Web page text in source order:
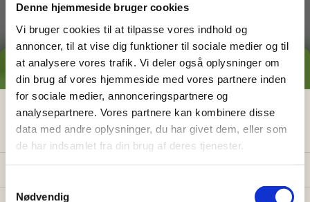
Denne hjemmeside bruger cookies
Vi bruger cookies til at tilpasse vores indhold og
annoncer, til at vise dig funktioner til sociale medier og til
at analysere vores trafik. Vi deler også oplysninger om
din brug af vores hjemmeside med vores partnere inden
for sociale medier, annonceringspartnere og
analysepartnere. Vores partnere kan kombinere disse
data med andre oplysninger, du har givet dem, eller som
de har indsamlet fra din brug af deres tjenester.
Nødvendig
nyhedsbreve.
Statistik (7)
Statistiske cookies giver hjemmesideejere indsigt i
brugernes interaktion med hjemmesiden, ved at
indsamle og rapportere oplysninger anonymt.
Navn Udbyder Formål
opbev
tid
GRATIS PRISESTIMAT
Hvad koster detegentligat få
hjælp i haven?
Få vores prisguide med faste timepriser, eksempler